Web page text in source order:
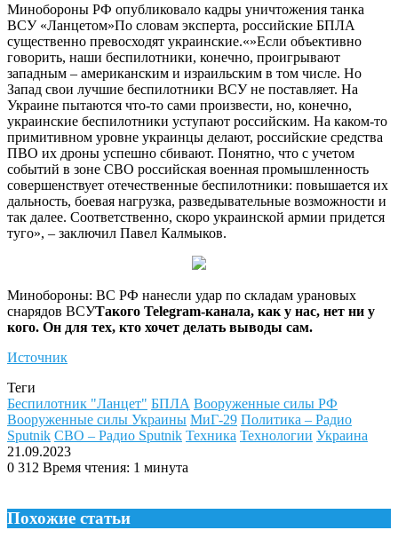
Минобороны РФ опубликовало кадры уничтожения танка
ВСУ «Ланцетом»По словам эксперта, российские БПЛА
существенно превосходят украинские.«»Если объективно
говорить, наши беспилотники, конечно, проигрывают
западным – американским и израильским в том числе. Но
Запад свои лучшие беспилотники ВСУ не поставляет. На
Украине пытаются что-то сами произвести, но, конечно,
украинские беспилотники уступают российским. На каком-то
примитивном уровне украинцы делают, российские средства
ПВО их дроны успешно сбивают. Понятно, что с учетом
событий в зоне СВО российская военная промышленность
совершенствует отечественные беспилотники: повышается их
дальность, боевая нагрузка, разведывательные возможности и
так далее. Соответственно, скоро украинской армии придется
туго», – заключил Павел Калмыков.
Минобороны: ВС РФ нанесли удар по складам урановых
снарядов ВСУТакого Telegram-канала, как у нас, нет ни у
кого. Он для тех, кто хочет делать выводы сам.
Источник
Теги
Беспилотник "Ланцет" БПЛА Вооруженные силы РФ
Вооруженные силы Украины МиГ-29 Политика – Радио
Sputnik СВО – Радио Sputnik Техника Технологии Украина
21.09.2023
0 312 Время чтения: 1 минута
Похожие статьи